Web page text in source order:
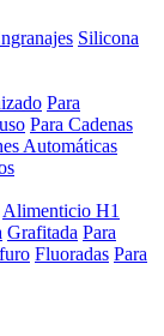
Silicona
Para
Para Cadenas
Automáticas
Alimenticio H1
Grafitada Para
Fluoradas Para